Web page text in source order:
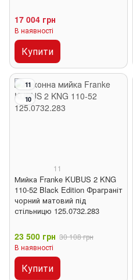
17 004 грн
В наявності
Купити
11
10
11
Мийка Franke KUBUS 2 KNG
110-52 Black Edition Фраграніт
чорний матовий під
стільницю 125.0732.283
23 500 грн 30 108 грн
В наявності
Купити